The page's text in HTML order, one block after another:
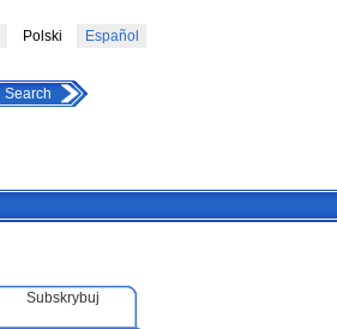
Polski Español
Search
Subskrybuj